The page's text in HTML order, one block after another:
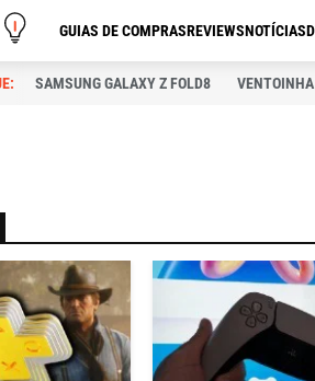
GUIAS DE COMPRASREVIEWSNOTÍCIAS
SAMSUNG GALAXY Z FOLD8